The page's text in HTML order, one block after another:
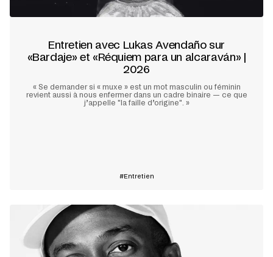
Entretien avec Lukas Avendaño sur
«Bardaje» et «Réquiem para un alcaraván» |
2026
« Se demander si « muxe » est un mot masculin ou féminin
revient aussi à nous enfermer dans un cadre binaire — ce que
j’appelle "la faille d’origine". »
Entretien